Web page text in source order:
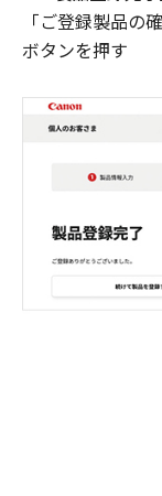
「ご登録製品の
ボタンを押す